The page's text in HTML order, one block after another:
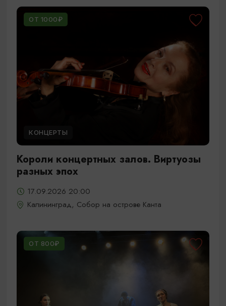
ОТ 1000₽
КОНЦЕРТЫ
Короли концертных залов. Виртуозы
разных эпох
17.09.2026 20:00
Калининград, Собор на острове Канта
ОТ 800₽